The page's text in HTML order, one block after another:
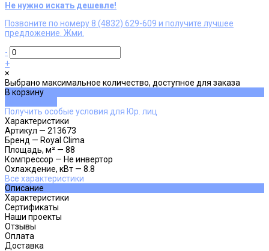
Не нужно искать дешевле!
Позвоните по номеру 8 (4832) 629-609 и получите лучшее
предложение. Жми.
-
+
×
Выбрано максимальное количество, доступное для заказа
В корзину
Получить особые условия для Юр. лиц
Характеристики
Артикул — 213673
Бренд — Royal Clima
Площадь, м² — 88
Компрессор — Не инвертор
Охлаждение, кВт — 8.8
Все характеристики
Описание
Характеристики
Сертификаты
Наши проекты
Отзывы
Оплата
Доставка